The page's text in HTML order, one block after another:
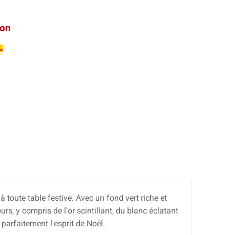
toute table festive. Avec un fond vert riche et
y compris de l'or scintillant, du blanc éclatant
l'esprit de Noël.